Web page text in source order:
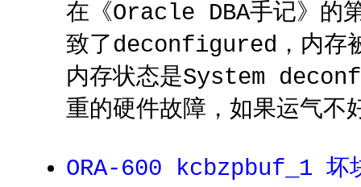
在《Oracle DBA手记》的
致了deconfigured，内存
内存状态是System
重的硬件故障，如果运气不
ORA-600 kcbzpbuf_1 坏